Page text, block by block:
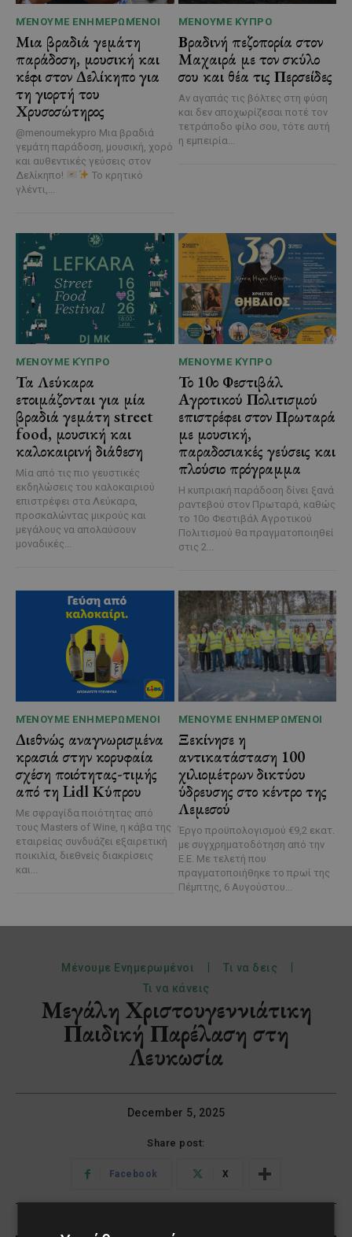
ΜΈΝΟΥΜΕ ΕΝΗΜΕΡΩΜΈΝΟΙ
Μια βραδιά γεμάτη
παράδοση, μουσική και
κέφι στον Δελίκηπο για
τη γιορτή του
Χρυσοσώτηρος
@menoumekypro Μια βραδιά
γεμάτη παράδοση, μουσική, χορό
και αυθεντικές γεύσεις στον
Δελίκηπο!
Το κρητικό
γλέντι,...
ΜΈΝΟΥΜΕ ΚΎΠΡΟ
Βραδινή πεζοπορία στον
Μαχαιρά με τον σκύλο
σου και θέα τις Περσείδες
Αν αγαπάς τις βόλτες στη φύση
και δεν αποχωρίζεσαι ποτέ τον
τετράποδο φίλο σου, τότε αυτή
η εμπειρία...
ΜΈΝΟΥΜΕ ΚΎΠΡΟ
Τα Λεύκαρα
ετοιμάζονται για μία
βραδιά γεμάτη street
food, μουσική και
καλοκαιρινή διάθεση
Μία από τις πιο γευστικές
εκδηλώσεις του καλοκαιριού
επιστρέφει στα Λεύκαρα,
προσκαλώντας μικρούς και
μεγάλους να απολαύσουν
μοναδικές...
ΜΈΝΟΥΜΕ ΚΎΠΡΟ
Το 10ο Φεστιβάλ
Αγροτικού Πολιτισμού
επιστρέφει στον Πρωταρά
με μουσική,
παραδοσιακές γεύσεις και
πλούσιο πρόγραμμα
Η κυπριακή παράδοση δίνει ξανά
ραντεβού στον Πρωταρά, καθώς
το 10ο Φεστιβάλ Αγροτικού
Πολιτισμού θα πραγματοποιηθεί
στις 2...
ΜΈΝΟΥΜΕ ΕΝΗΜΕΡΩΜΈΝΟΙ
Διεθνώς αναγνωρισμένα
κρασιά στην κορυφαία
σχέση ποιότητας-τιμής
από τη Lidl Κύπρου
Με σφραγίδα ποιότητας από
τους Masters of Wine, η κάβα της
εταιρείας συνδυάζει εξαιρετική
ποικιλία, διεθνείς διακρίσεις
και...
ΜΈΝΟΥΜΕ ΕΝΗΜΕΡΩΜΈΝΟΙ
Ξεκίνησε η
αντικατάσταση 100
χιλιομέτρων δικτύου
ύδρευσης στο κέντρο της
Λεμεσού
Έργο προϋπολογισμού €9,2 εκατ.
με συγχρηματοδότηση από την
Ε.Ε. Με τελετή που
πραγματοποιήθηκε το πρωί της
Πέμπτης, 6 Αυγούστου...